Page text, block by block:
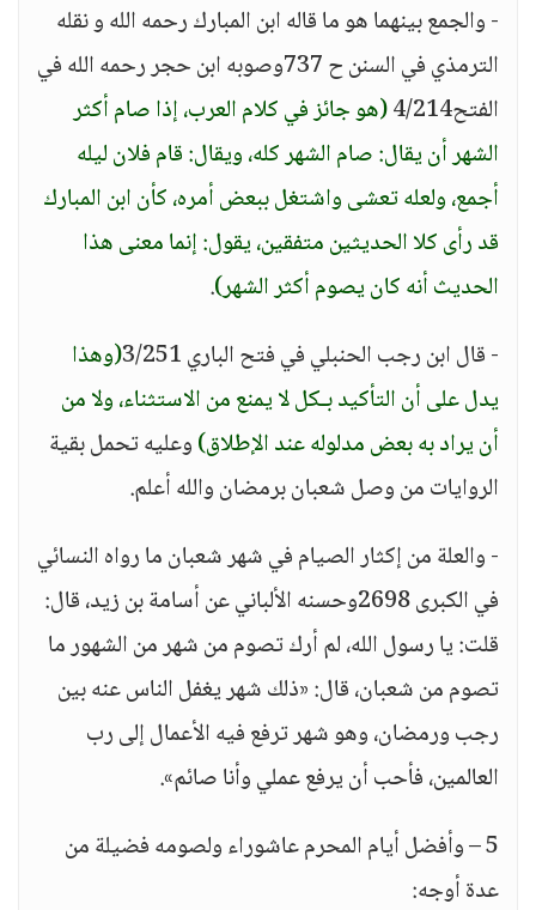
- والجمع بينهما هو ما قاله ابن المبارك رحمه الله و نقله
الترمذي في السنن ح 737وصوبه ابن حجر رحمه الله في
الفتح4/214
(هو جائز في كلام العرب، إذا صام أكثر
الشهر أن يقال: صام الشهر كله، ويقال: قام فلان ليله
أجمع، ولعله تعشى واشتغل ببعض أمره، كأن ابن المبارك
قد رأى كلا الحديثين متفقين، يقول: إنما معنى هذا
الحديث أنه كان يصوم أكثر الشهر).
- قال ابن رجب الحنبلي في فتح الباري 3/251
(وهذا
يدل على أن التأكيد بـكل لا يمنع من الاستثناء، ولا من
أن يراد به بعض مدلوله عند الإطلاق)وعليه تحمل بقية
الروايات من وصل شعبان برمضان والله أعلم.
- والعلة من إكثار الصيام في شهر شعبان ما رواه النسائي
في الكبرى 2698وحسنه الألباني عن أسامة بن زيد، قال:
قلت: يا رسول الله، لم أرك تصوم من شهر من الشهور ما
تصوم من شعبان، قال: «ذلك شهر يغفل الناس عنه بين
رجب ورمضان، وهو شهر ترفع فيه الأعمال إلى رب
العالمين، فأحب أن يرفع عملي وأنا صائم».
5 – وأفضل أيام المحرم عاشوراء ولصومه فضيلة من
عدة أوجه: